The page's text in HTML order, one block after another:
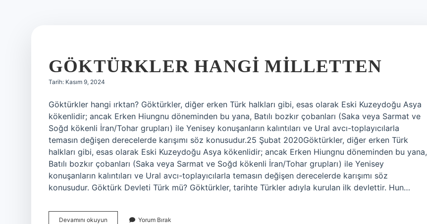
GÖKTÜRKLER HANGI MILLETTEN
Tarih: Kasım 9, 2024
Göktürkler hangi ırktan? Göktürkler, diğer erken Türk halkları gibi, esas olarak Eski Kuzeydoğu Asya
kökenlidir; ancak Erken Hiungnu döneminden bu yana, Batılı bozkır çobanları (Saka veya Sarmat ve
Soğd kökenli İran/Tohar grupları) ile Yenisey konuşanların kalıntıları ve Ural avcı-toplayıcılarla
temasın değişen derecelerde karışımı söz konusudur.25 Şubat 2020Göktürkler, diğer erken Türk
halkları gibi, esas olarak Eski Kuzeydoğu Asya kökenlidir; ancak Erken Hiungnu döneminden bu yana,
Batılı bozkır çobanları (Saka veya Sarmat ve Soğd kökenli İran/Tohar grupları) ile Yenisey
konuşanların kalıntıları ve Ural avcı-toplayıcılarla temasın değişen derecelerde karışımı söz
konusudur. Göktürk Devleti Türk mü? Göktürkler, tarihte Türkler adıyla kurulan ilk devlettir. Hun…
Devamını okuyun Göktürkler Yorum Bırak